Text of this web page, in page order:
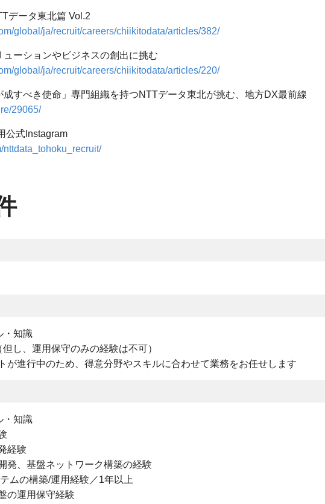
データ東北篇 Vol.2
global/ja/recruit/careers/chiikitodata/articles/382/
ーションやビジネスの創出に挑む
global/ja/recruit/careers/chiikitodata/articles/220/
すべき使命」専門組織を持つNTTデータ東北が挑む、地方DX最前線
29065/
公式Instagram
nttdata_tohoku_recruit/
・知識
但し、運用保守のみの経験は不可）
が進行中のため、得意分野やスキルに合わせて業務をお任せします
・知識
経験
発、基盤ネットワーク構築の経験
ムの構築/運用経験／1年以上
の運用保守経験